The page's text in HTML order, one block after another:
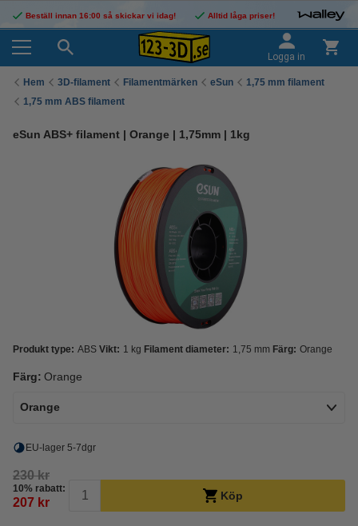
Beställ innan 16:00 så skickar vi idag! Alltid låga priser!
Logga in
Hem 3D-filament Filamentmärken eSun
1,75 mm filament
1,75 mm ABS filament
eSun ABS+ filament | Orange | 1,75mm | 1kg
Produkt type: ABS Vikt: 1 kg Filament diameter: 1,75 mm Färg: Orange
Färg: Orange
Orange
EU-lager 5-7dgr
230 kr
10% rabatt:
207 kr Köp